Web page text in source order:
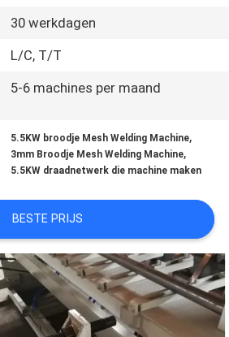
30 werkdagen
L/C, T/T
5-6 machines per maand
5.5KW broodje Mesh Welding Machine,
3mm Broodje Mesh Welding Machine,
5.5KW draadnetwerk die machine maken
BESTE PRIJS